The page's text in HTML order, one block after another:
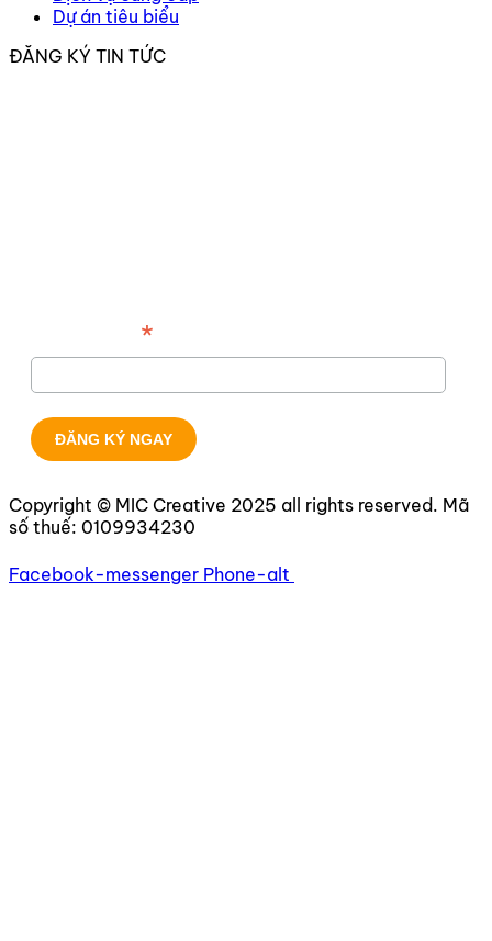
Dự án tiêu biểu
ĐĂNG KÝ TIN TỨC
*
Copyright © MIC Creative 2025 all rights reserved. Mã
số thuế: 0109934230
Facebook-messenger Phone-alt